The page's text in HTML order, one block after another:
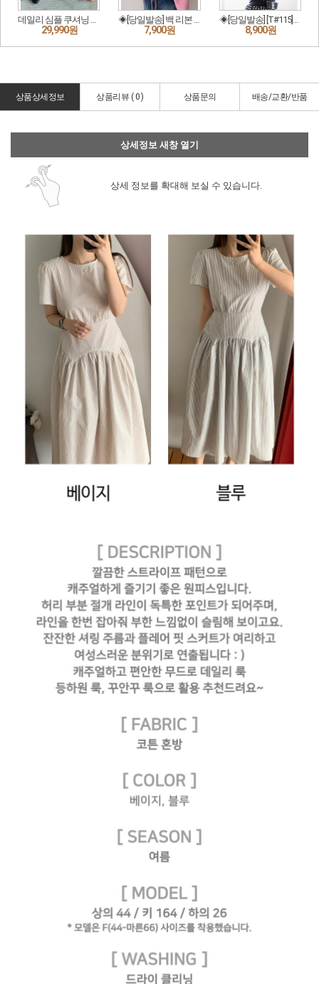
상품상세정보 상품리뷰 (0) 상품문의 배송/교환/반품
상세정보 새창 열기
상세 정보를 확대해 보실 수 있습니다.